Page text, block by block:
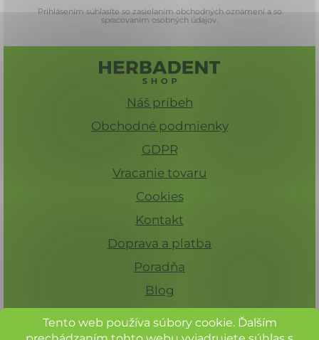
Tento web používa súbory cookie. Ďalším
Prihlásením súhlasíte so zasielaním obchodných oznámení a so
spracovaním osobných údajov.
Náš príbeh
Obchodné podmienky
GDPR
Vracanie tovaru
Cookies
Kontakt
Doprava a platba
Poradňa
Blog